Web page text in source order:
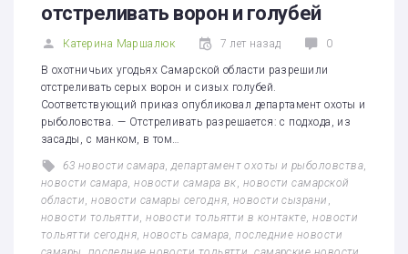
отстреливать ворон и голубей
Катерина Маршалюк 7 лет назад 0
В охотничьих угодьях Самарской области разрешили
отстреливать серых ворон и сизых голубей.
Соответствующий приказ опубликовал департамент охоты и
рыболовства. — Отстреливать разрешается: с подхода, из
засады, с манком, в том…
63 новости самара ,департамент охоты и рыболовства,
новости самара ,новости самара вк новости самарской
области ,новости самары сегодня, новости сызрани
новости тольятти ,новости тольятти в контакте ,новости
тольятти сегодня ,новость самара ,последние новости